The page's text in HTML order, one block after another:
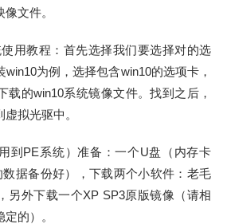
文件。
用教程：首先选择我们要选择对的选
为例，选择包含win10的选项卡，
载的win10系统镜像文件。找到之后，
拟光驱中。
到PE系统）准备：一个U盘（内存卡
据备份好），下载两个小软件：老毛
另外下载一个XP SP3原版镜像（请相
的）。